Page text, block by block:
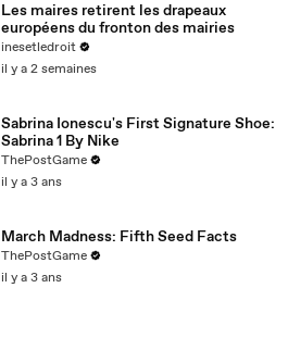
Les maires retirent les drapeaux
européens du fronton des mairies
inesetledroit
il y a 2 semaines
Sabrina Ionescu's First Signature Shoe:
Sabrina 1 By Nike
ThePostGame
il y a 3 ans
March Madness: Fifth Seed Facts
ThePostGame
il y a 3 ans